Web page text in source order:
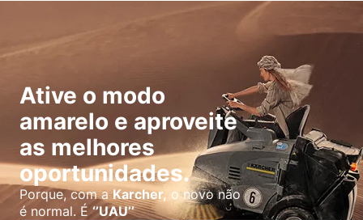
Ative o modo
amarelo e aproveite
as melhores
oportunidades.
Porque, com aKarcher, o novo não
é normal. É‘’UAU’’